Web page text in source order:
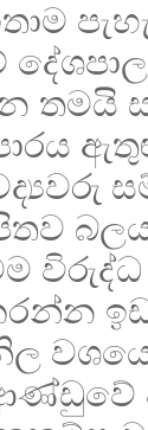
තමයි
කරන්න